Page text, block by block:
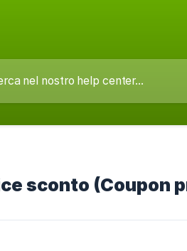
sconto (Coupon